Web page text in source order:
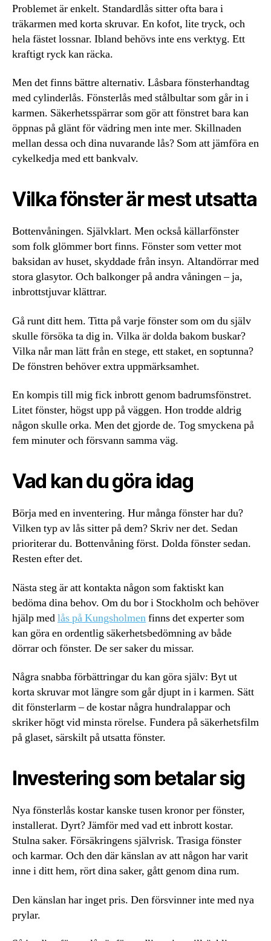
Problemet är enkelt. Standardlås sitter ofta bara i
träkarmen med korta skruvar. En kofot, lite tryck, och
hela fästet lossnar. Ibland behövs inte ens verktyg. Ett
kraftigt ryck kan räcka.
Men det finns bättre alternativ. Låsbara fönsterhandtag
med cylinderlås. Fönsterlås med stålbultar som går in i
karmen. Säkerhetsspärrar som gör att fönstret bara kan
öppnas på glänt för vädring men inte mer. Skillnaden
mellan dessa och dina nuvarande lås? Som att jämföra en
cykelkedja med ett bankvalv.
Vilka fönster är mest utsatta
Bottenvåningen. Självklart. Men också källarfönster
som folk glömmer bort finns. Fönster som vetter mot
baksidan av huset, skyddade från insyn. Altandörrar med
stora glasytor. Och balkonger på andra våningen – ja,
inbrottstjuvar klättrar.
Gå runt ditt hem. Titta på varje fönster som om du själv
skulle försöka ta dig in. Vilka är dolda bakom buskar?
Vilka når man lätt från en stege, ett staket, en soptunna?
De fönstren behöver extra uppmärksamhet.
En kompis till mig fick inbrott genom badrumsfönstret.
Litet fönster, högst upp på väggen. Hon trodde aldrig
någon skulle orka. Men det gjorde de. Tog smyckena på
fem minuter och försvann samma väg.
Vad kan du göra idag
Börja med en inventering. Hur många fönster har du?
Vilken typ av lås sitter på dem? Skriv ner det. Sedan
prioriterar du. Bottenvåning först. Dolda fönster sedan.
Resten efter det.
Nästa steg är att kontakta någon som faktiskt kan
bedöma dina behov. Om du bor i Stockholm och behöver
hjälp medlås på Kungsholmenfinns det experter som
kan göra en ordentlig säkerhetsbedömning av både
dörrar och fönster. De ser saker du missar.
Några snabba förbättringar du kan göra själv: Byt ut
korta skruvar mot längre som går djupt in i karmen. Sätt
dit fönsterlarm – de kostar några hundralappar och
skriker högt vid minsta rörelse. Fundera på säkerhetsfilm
på glaset, särskilt på utsatta fönster.
Investering som betalar sig
Nya fönsterlås kostar kanske tusen kronor per fönster,
installerat. Dyrt? Jämför med vad ett inbrott kostar.
Stulna saker. Försäkringens självrisk. Trasiga fönster
och karmar. Och den där känslan av att någon har varit
inne i ditt hem, rört dina saker, gått genom dina rum.
Den känslan har inget pris. Den försvinner inte med nya
prylar.